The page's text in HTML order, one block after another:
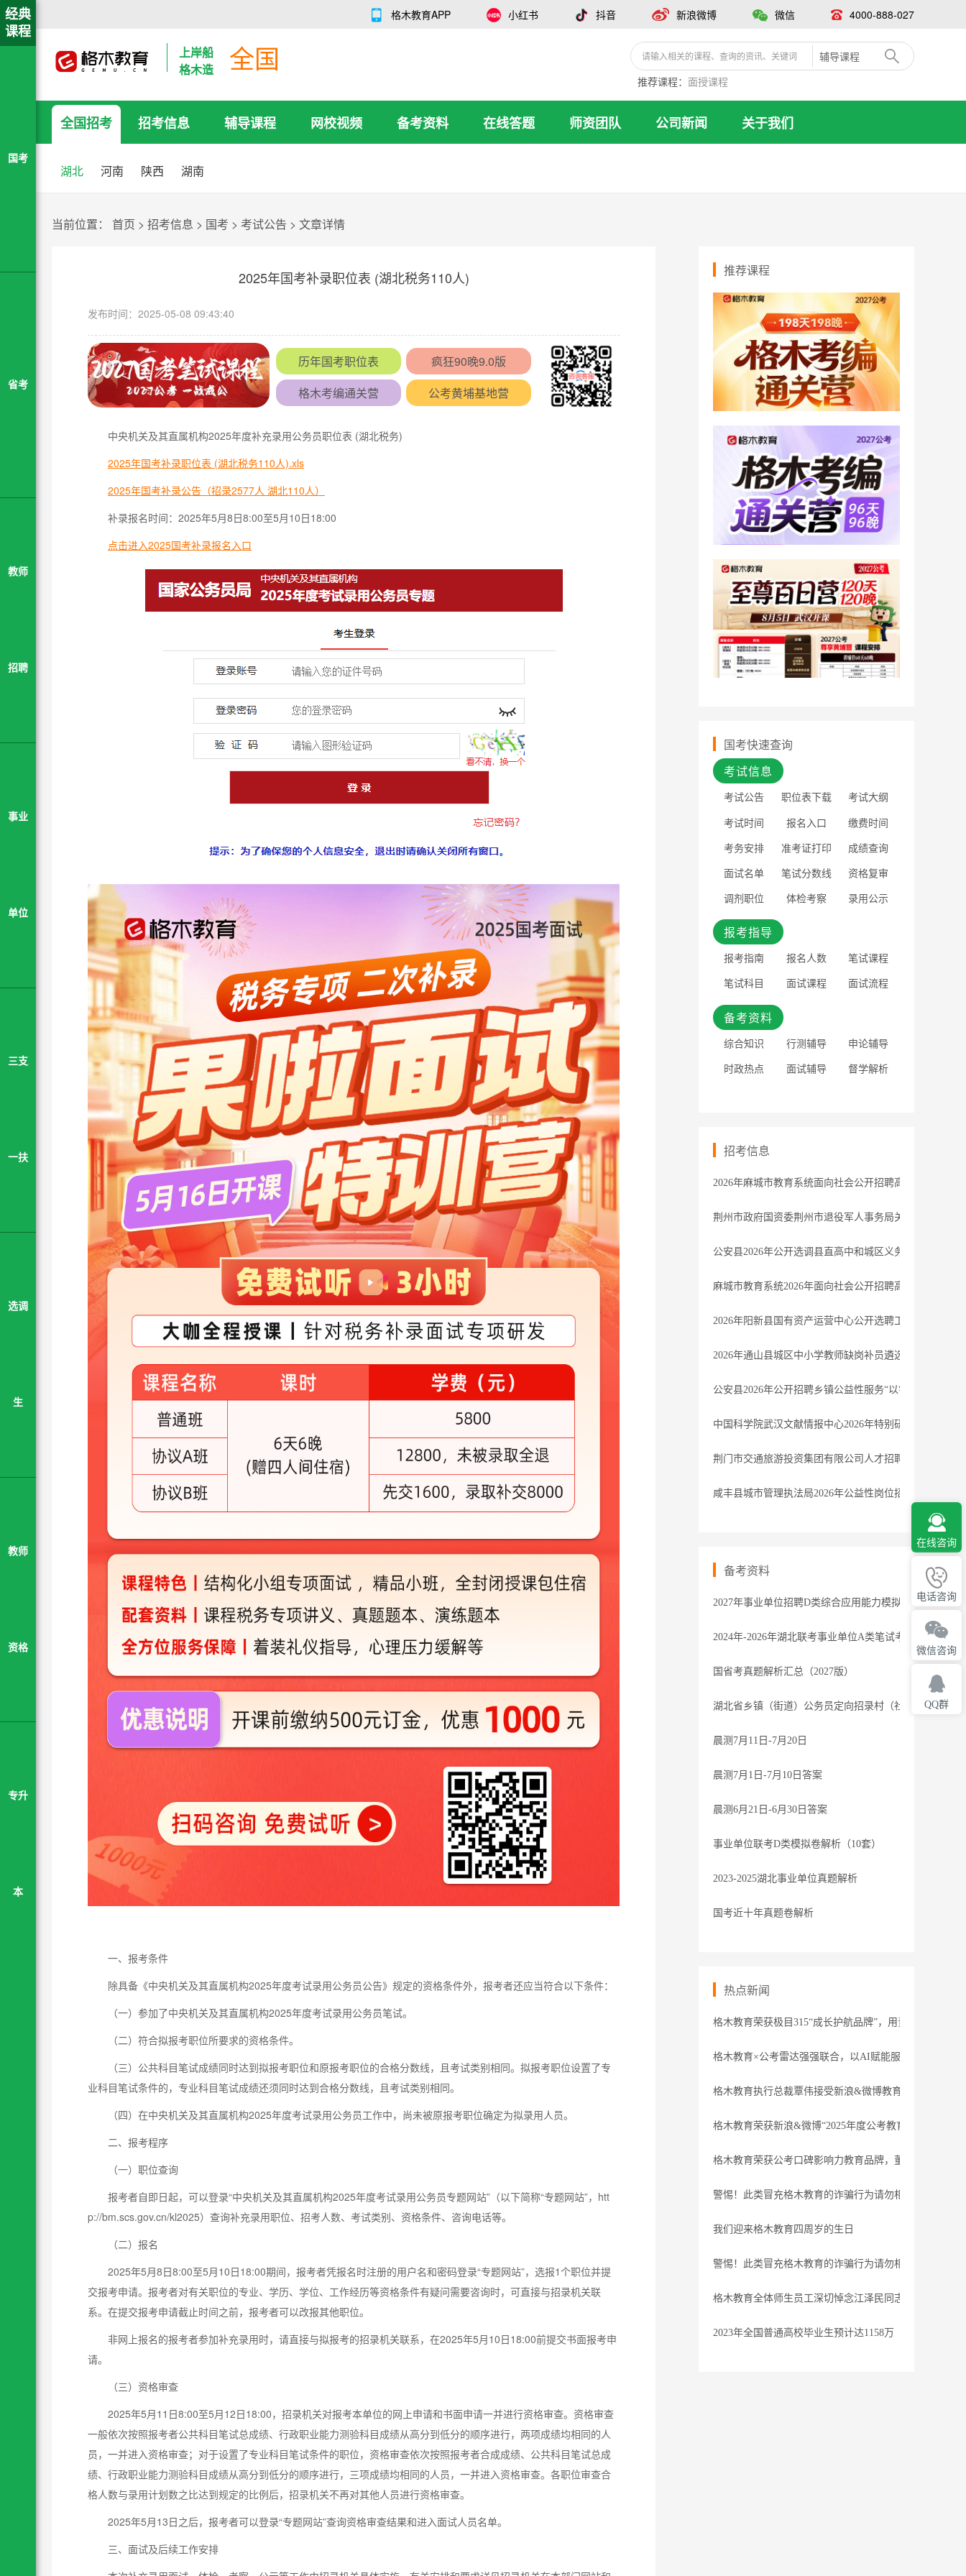
格木教育APP 小红书 抖音 新浪微博 微信 4000-888-027
上岸船
格木造
全国
辅导课程
推荐课程： 面授课程
全国招考 招考信息 辅导课程 网校视频 备考资料 在线答题 师资团队 公司新闻 关于我们
湖北 河南 陕西 湖南
经典
课程
国考
省考
教师
招聘
事业
单位
三支
一扶
选调
生
教师
资格
专升
本
当前位置： 首页 > 招考信息 > 国考 > 考试公告 > 文章详情
2025年国考补录职位表 (湖北税务110人)
发布时间：2025-05-08 09:43:40
历年国考职位表
疯狂90晚9.0版
格木考编通关营
公考黄埔基地营
中央机关及其直属机构2025年度补充录用公务员职位表 (湖北税务)
2025年国考补录职位表 (湖北税务110人).xls
2025年国考补录公告（招录2577人 湖北110人）
补录报名时间：2025年5月8日8:00至5月10日18:00
点击进入2025国考补录报名入口
一、报考条件
除具备《中央机关及其直属机构2025年度考试录用公务员公告》规定的资格条件外，报考者还应当符合以下条件：
（一）参加了中央机关及其直属机构2025年度考试录用公务员笔试。
（二）符合拟报考职位所要求的资格条件。
（三）公共科目笔试成绩同时达到拟报考职位和原报考职位的合格分数线，且考试类别相同。拟报考职位设置了专
业科目笔试条件的，专业科目笔试成绩还须同时达到合格分数线，且考试类别相同。
（四）在中央机关及其直属机构2025年度考试录用公务员工作中，尚未被原报考职位确定为拟录用人员。
二、报考程序
（一）职位查询
报考者自即日起，可以登录“中央机关及其直属机构2025年度考试录用公务员专题网站”（以下简称“专题网站”，htt
p://bm.scs.gov.cn/kl2025）查询补充录用职位、招考人数、考试类别、资格条件、咨询电话等。
（二）报名
2025年5月8日8:00至5月10日18:00期间，报考者凭报名时注册的用户名和密码登录“专题网站”，选报1个职位并提
交报考申请。报考者对有关职位的专业、学历、学位、工作经历等资格条件有疑问需要咨询时，可直接与招录机关联
系。在提交报考申请截止时间之前，报考者可以改报其他职位。
非网上报名的报考者参加补充录用时，请直接与拟报考的招录机关联系，在2025年5月10日18:00前提交书面报考申
请。
（三）资格审查
2025年5月11日8:00至5月12日18:00，招录机关对报考本单位的网上申请和书面申请一并进行资格审查。资格审查
一般依次按照报考者公共科目笔试总成绩、行政职业能力测验科目成绩从高分到低分的顺序进行，两项成绩均相同的人
员，一并进入资格审查；对于设置了专业科目笔试条件的职位，资格审查依次按照报考者合成成绩、公共科目笔试总成
绩、行政职业能力测验科目成绩从高分到低分的顺序进行，三项成绩均相同的人员，一并进入资格审查。各职位审查合
格人数与录用计划数之比达到规定的比例后，招录机关不再对其他人员进行资格审查。
2025年5月13日之后，报考者可以登录“专题网站”查询资格审查结果和进入面试人员名单。
三、面试及后续工作安排
推荐课程
国考快速查询
考试信息
考试公告 职位表下载 考试大纲
考试时间 报名入口 缴费时间
考务安排 准考证打印 成绩查询
面试名单 笔试分数线 资格复审
调剂职位 体检考察 录用公示
报考指导
报考指南 报名人数 笔试课程
笔试科目 面试课程 面试流程
备考资料
综合知识 行测辅导 申论辅导
时政热点 面试辅导 督学解析
招考信息
2026年麻城市教育系统面向社会公开招聘高中教师资格
荆州市政府国资委荆州市退役军人事务局关于市属企业
公安县2026年公开选调县直高中和城区义务教育学校教
麻城市教育系统2026年面向社会公开招聘高中教师资格
2026年阳新县国有资产运营中心公开选聘工作人员名单
2026年通山县城区中小学教师缺岗补员遴选公告
公安县2026年公开招聘乡镇公益性服务“以钱养事”岗位
中国科学院武汉文献情报中心2026年特别研究助理招聘
荆门市交通旅游投资集团有限公司人才招聘笔试公告
咸丰县城市管理执法局2026年公益性岗位招聘公告
备考资料
2027年事业单位招聘D类综合应用能力模拟卷1解析
2024年-2026年湖北联考事业单位A类笔试考题-参考答案
国省考真题解析汇总（2027版）
湖北省乡镇（街道）公务员定向招录村（社区）干部笔
晨测7月11日-7月20日
晨测7月1日-7月10日答案
晨测6月21日-6月30日答案
事业单位联考D类模拟卷解析（10套）
2023-2025湖北事业单位真题解析
国考近十年真题卷解析
热点新闻
格木教育荣获极目315“成长护航品牌”，用责任守护职业
格木教育×公考雷达强强联合，以AI赋能服务
格木教育执行总裁覃伟接受新浪&微博教育盛典专访
格木教育荣获新浪&微博“2025年度公考教育领导力品牌”
格木教育荣获公考口碑影响力教育品牌，董事长接受腾
警惕！此类冒充格木教育的诈骗行为请勿相信
我们迎来格木教育四周岁的生日
警惕！此类冒充格木教育的诈骗行为请勿相信
格木教育全体师生员工深切悼念江泽民同志
2023年全国普通高校毕业生预计达1158万
在线咨询
电话咨询
微信咨询
QQ群